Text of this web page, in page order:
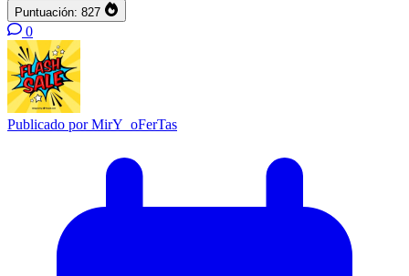
Puntuación: 827
0
Publicado porMirY_oFerTas